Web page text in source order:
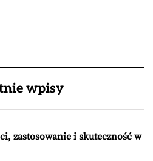
wpisy
zastosowanie i skuteczność w